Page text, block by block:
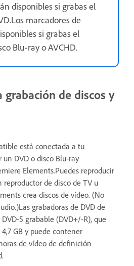
disponibles si grabas el
marcadores de
si grabas el
Blu-ray o AVCHD.
grabación de discos y
está conectada a tu
un DVD o disco Blu-ray
Elements.Puedes reproducir
reproductor de disco de TV u
crea discos de vídeo. (No
grabadoras de DVD de
5 grabable (DVD+/-R), que
GB y puede contener
de vídeo de definición